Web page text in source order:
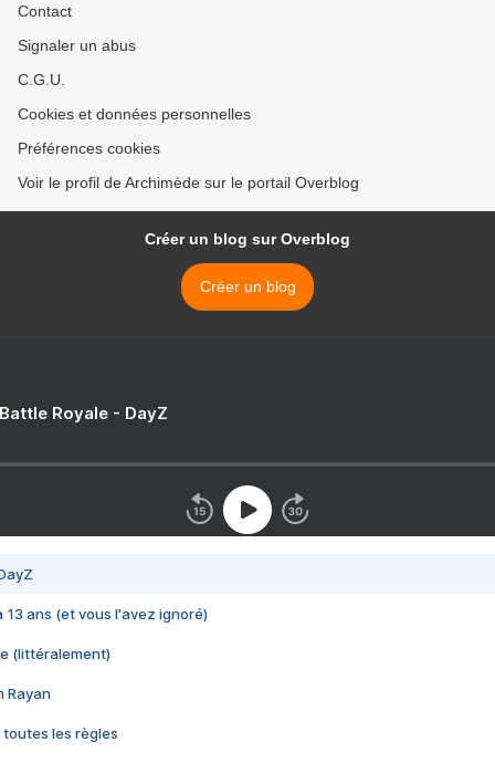
Contact
Signaler un abus
C.G.U.
Cookies et données personnelles
Préférences cookies
Voir le profil de Archimède sur le portail Overblog
Créer un blog sur Overblog
Créer un blog
Royale - DayZ
13 ans (et vous l'avez ignoré)
(littéralement)
Rayan
toutes les règles